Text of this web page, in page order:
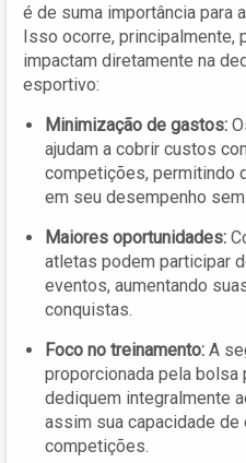
é de suma importância para
Isso ocorre, principalmente,
impactam diretamente na
esportivo:
Minimização de gastos:
ajudam a cobrir custos
competições, permitindo
em seu desempenho
Maiores oportunidades:
atletas podem participar
eventos, aumentando
conquistas.
Foco no treinamento: A
proporcionada pela
dediquem integralmente
assim sua capacidade
competições.